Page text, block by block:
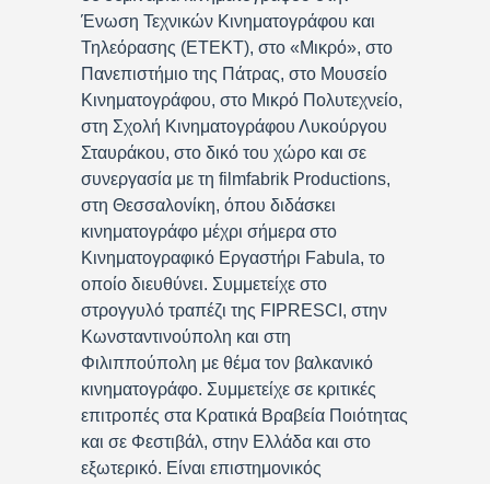
Ένωση Τεχνικών Κινηματογράφου και
Τηλεόρασης (ΕΤΕΚΤ), στο «Μικρό», στο
Πανεπιστήμιο της Πάτρας, στο Μουσείο
Κινηματογράφου, στο Μικρό Πολυτεχνείο,
στη Σχολή Κινηματογράφου Λυκούργου
Σταυράκου, στο δικό του χώρο και σε
συνεργασία με τη filmfabrik Productions,
στη Θεσσαλονίκη, όπου διδάσκει
κινηματογράφο μέχρι σήμερα στο
Κινηματογραφικό Εργαστήρι Fabula, το
οποίο διευθύνει. Συμμετείχε στο
στρογγυλό τραπέζι της FIPRESCI, στην
Κωνσταντινούπολη και στη
Φιλιππούπολη με θέμα τον βαλκανικό
κινηματογράφο. Συμμετείχε σε κριτικές
επιτροπές στα Κρατικά Βραβεία Ποιότητας
και σε Φεστιβάλ, στην Ελλάδα και στο
εξωτερικό. Είναι επιστημονικός